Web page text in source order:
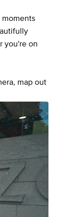
moments
you're on
map out